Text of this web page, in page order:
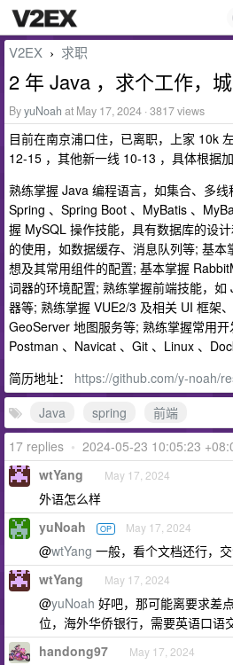
V2EX › 求职
2 年 Java ，求个工作，
ByyuNoah at May 17, 2024 · 3817 views
目前在南京浦口住，已离职，上家 10k
12-15 ，其他新一线 10-13 ，具体根据
熟练掌握 Java 编程语言，如集合、多
Spring 、Spring Boot 、MyBatis 、
握 MySQL 操作技能，具有数据库的设
的使用，如数据缓存、消息队列等; 基
想及其常用组件的配置; 基本掌握
词器的环境配置; 熟练掌握前端技能，
器等; 熟练掌握 VUE2/3 及相关 UI 框架
GeoServer 地图服务等; 熟练掌握常用开
Postman 、Navicat 、Git 、Linux 、
简历地址： https://github.com/y-noah/
Java
spring
前端
17 replies • 2024-05-23 10:05:23
wtYang May 17, 2024
外语怎么样
yuNoah OP May 17, 2024
@wtYang 一般，看个文档还行，
wtYang May 17, 2024
@yuNoah 好吧，那可能离要求差
位，海外华侨银行，需要英语口语
handong97 May 17, 2024